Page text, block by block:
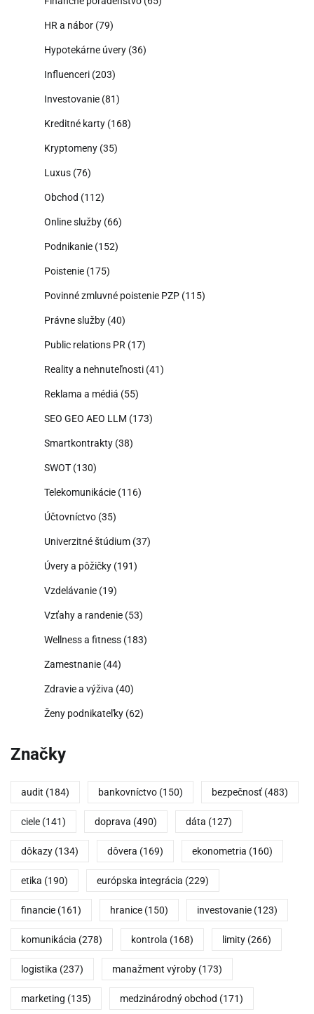
HR a nábor (79)
Hypotekárne úvery (36)
Influenceri (203)
Investovanie (81)
Kreditné karty (168)
Kryptomeny (35)
Luxus (76)
Obchod (112)
Online služby (66)
Podnikanie (152)
Poistenie (175)
Povinné zmluvné poistenie PZP (115)
Právne služby (40)
Public relations PR (17)
Reality a nehnuteľnosti (41)
Reklama a médiá (55)
SEO GEO AEO LLM (173)
Smartkontrakty (38)
SWOT (130)
Telekomunikácie (116)
Účtovníctvo (35)
Univerzitné štúdium (37)
Úvery a pôžičky (191)
Vzdelávanie (19)
Vzťahy a randenie (53)
Wellness a fitness (183)
Zamestnanie (44)
Zdravie a výživa (40)
Ženy podnikateľky (62)
Značky
audit (184) bankovníctvo (150) bezpečnosť (483)
ciele (141) doprava (490) dáta (127)
dôkazy (134) dôvera (169) ekonometria (160)
etika (190) európska integrácia (229)
financie (161) hranice (150) investovanie (123)
komunikácia (278) kontrola (168) limity (266)
logistika (237) manažment výroby (173)
marketing (135) medzinárodný obchod (171)